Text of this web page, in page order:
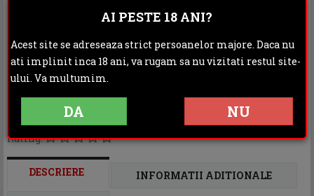
Categoria: Vinuri
Rating:
DESCRIERE INFORMATII ADITIONALE
AI PESTE 18 ANI?
Acest site se adreseaza strict persoanelor majore. Daca nu
ati implinit inca 18 ani, va rugam sa nu vizitati restul site-
ului. Va multumim.
DA NU